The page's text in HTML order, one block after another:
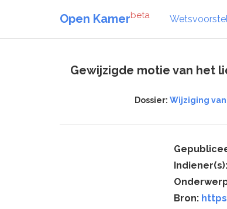
Open Kamerbeta
Gewijzigde motie van het
Dossier: Wijziging
Indiener(s):
Bron: